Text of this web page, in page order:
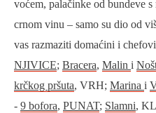
voćem, palačinke od bundeve
crnom vinu – samo su dio od
vas razmaziti domaćini i
NJIVICE; Bracera, Malin i
krčkog pršuta, VRH; Marina i
- 9 bofora, PUNAT; Slamni,